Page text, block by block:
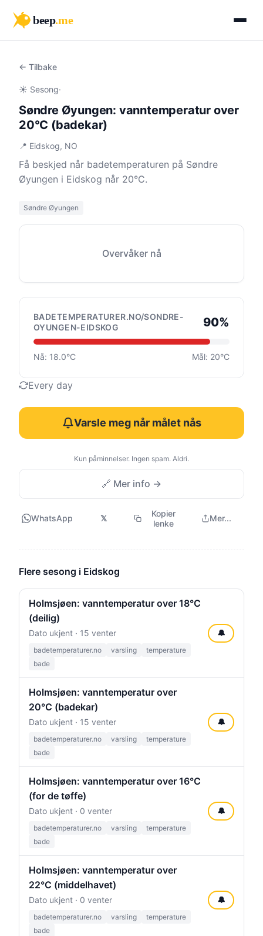
beep.me
← Tilbake
☀️ Sesong·
Søndre Øyungen: vanntemperatur over
20°C (badekar)
📍 Eidskog, NO
Få beskjed når badetemperaturen på Søndre
Øyungen i Eidskog når 20°C.
Søndre Øyungen
Overvåker nå
BADETEMPERATURER.NO/SONDRE-
OYUNGEN-EIDSKOG
90%
Nå: 18.0°C Mål: 20°C
Every day
Varsle meg når målet nås
Kun påminnelser. Ingen spam. Aldri.
🔗 Mer info →
WhatsApp 𝕏
Kopier
lenke
Mer...
Flere sesong i Eidskog
Holmsjøen: vanntemperatur over 18°C
(deilig)
Dato ukjent · 15 venter
badetemperaturer.no varsling
temperature
bade
🔔
Holmsjøen: vanntemperatur over
20°C (badekar)
Dato ukjent · 15 venter
badetemperaturer.no varsling
temperature
bade
🔔
Holmsjøen: vanntemperatur over 16°C
(for de tøffe)
Dato ukjent · 0 venter
badetemperaturer.no varsling
temperature
bade
🔔
Holmsjøen: vanntemperatur over
22°C (middelhavet)
Dato ukjent · 0 venter
badetemperaturer.no varsling
temperature
bade
🔔